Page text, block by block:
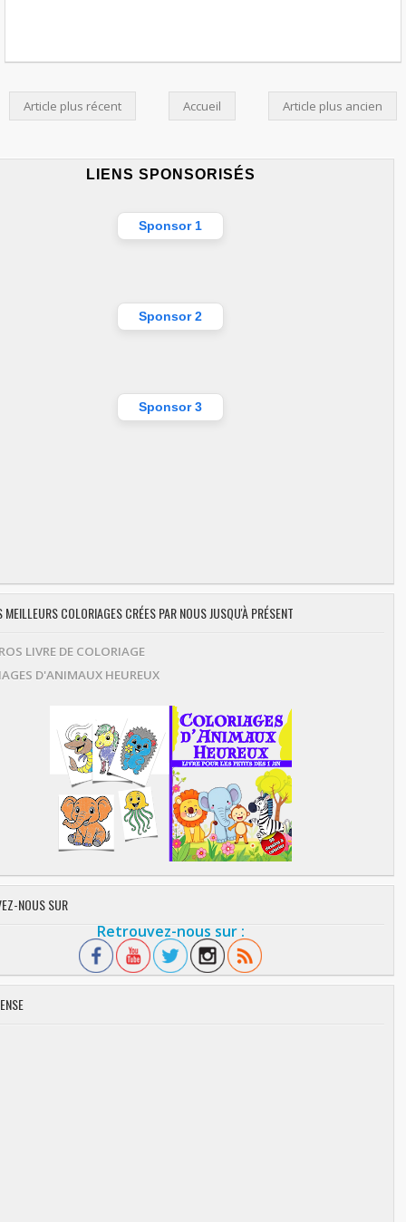
Article plus récent Article plus ancien
Accueil
LIENS SPONSORISÉS
Sponsor 1
Sponsor 2
Sponsor 3
MEILLEURS COLORIAGES CRÉES PAR NOUS JUSQU'À PRÉSENT
LIVRE DE COLORIAGE
D'ANIMAUX HEUREUX
NOUS SUR
Retrouvez-nous sur :